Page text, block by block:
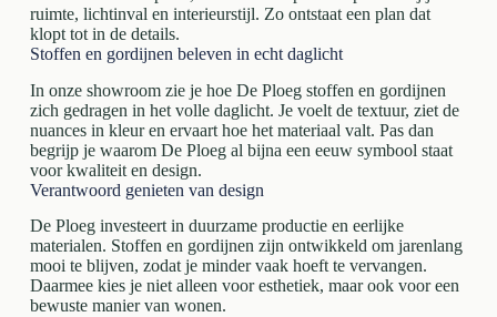
ruimte, lichtinval en interieurstijl. Zo ontstaat een plan dat
klopt tot in de details.
Stoffen en gordijnen beleven in echt daglicht
In onze showroom zie je hoe De Ploeg stoffen en gordijnen
zich gedragen in het volle daglicht. Je voelt de textuur, ziet de
nuances in kleur en ervaart hoe het materiaal valt. Pas dan
begrijp je waarom De Ploeg al bijna een eeuw symbool staat
voor kwaliteit en design.
Verantwoord genieten van design
De Ploeg investeert in duurzame productie en eerlijke
materialen. Stoffen en gordijnen zijn ontwikkeld om jarenlang
mooi te blijven, zodat je minder vaak hoeft te vervangen.
Daarmee kies je niet alleen voor esthetiek, maar ook voor een
bewuste manier van wonen.